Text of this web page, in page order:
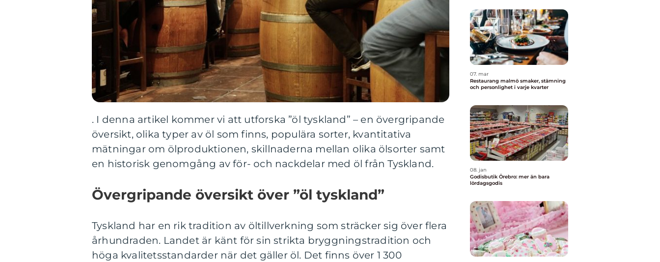
. I denna artikel kommer vi att utforska ”öl tyskland” – en övergripande
översikt, olika typer av öl som finns, populära sorter, kvantitativa
mätningar om ölproduktionen, skillnaderna mellan olika ölsorter samt
en historisk genomgång av för- och nackdelar med öl från Tyskland.
Övergripande översikt över ”öl tyskland”
Tyskland har en rik tradition av öltillverkning som sträcker sig över flera
århundraden. Landet är känt för sin strikta bryggningstradition och
höga kvalitetsstandarder när det gäller öl. Det finns över 1 300
07. mar
Restaurang malmö smaker, stämning
och personlighet i varje kvarter
08. jan
Godisbutik Örebro: mer än bara
lördagsgodis